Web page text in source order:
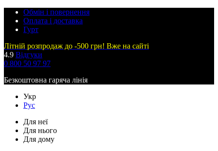
Обмін і повернення
Оплата і доставка
Гурт
Літній розпродаж до -500 грн! Вже на сайті
4.9 Відгуки
0 800 50 97 97
Безкоштовна гаряча лінія
Укр
Рус
Для неї
Для нього
Для дому